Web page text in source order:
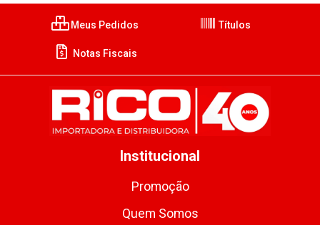
Meus Pedidos Títulos
Notas Fiscais
Institucional
Promoção
Quem Somos